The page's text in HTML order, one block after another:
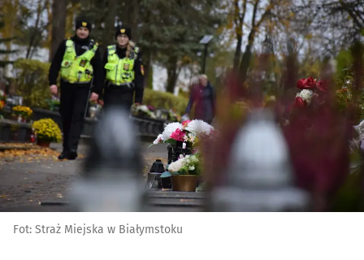
Fot: Straż Miejska w Białymstoku